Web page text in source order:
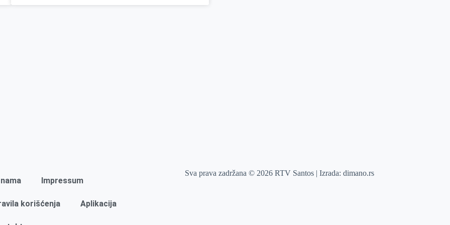
Impressum
korišćenja Aplikacija
Sva prava zadržana © 2026 RTV Santos | Izrada:dimano.rs